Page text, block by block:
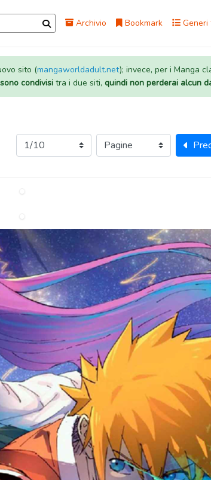
Archivio Bookmark Generi
sito (mangaworldadult.net); invece, per i Manga
condivisitra i due siti, quindi non perderai alcun